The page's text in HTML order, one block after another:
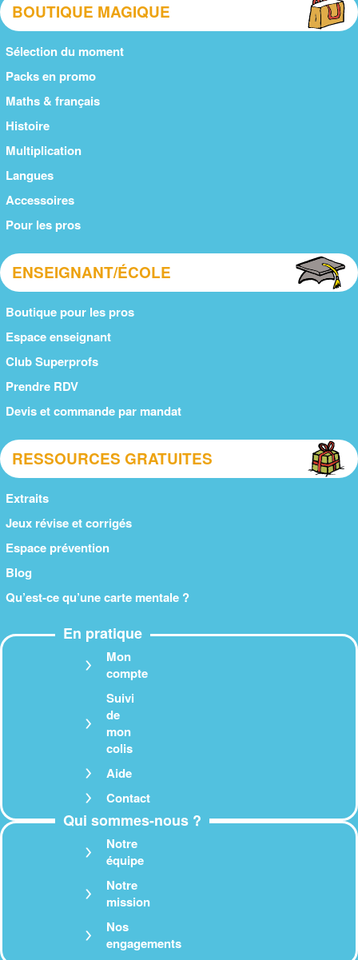
BOUTIQUE MAGIQUE
Sélection du moment
Packs en promo
Maths & français
Histoire
Multiplication
Langues
Accessoires
Pour les pros
ENSEIGNANT/ÉCOLE
Boutique pour les pros
Espace enseignant
Club Superprofs
Prendre RDV
Devis et commande par mandat
RESSOURCES GRATUITES
Extraits
Jeux révise et corrigés
Espace prévention
Blog
Qu’est-ce qu’une carte mentale ?
En pratique
Mon
compte
Suivi
de
mon
colis
Aide
Contact
Qui sommes-nous ?
Notre
équipe
Notre
mission
Nos
engagements